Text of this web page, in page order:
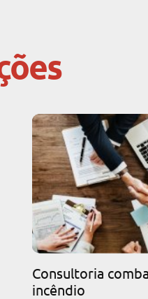
Consultoria
incêndio